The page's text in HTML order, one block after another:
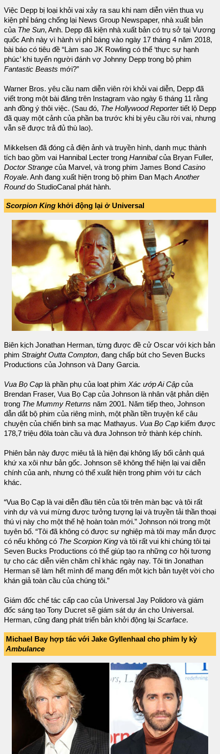
Việc Depp bị loại khỏi vai xảy ra sau khi nam diễn viên thua vụ
kiện phỉ báng chống lại News Group Newspaper, nhà xuất bản
của The Sun, Anh. Depp đã kiện nhà xuất bản có trụ sở tại Vương
quốc Anh này vì hành vi phỉ báng vào ngày 17 tháng 4 năm 2018,
bài báo có tiêu đề “Làm sao JK Rowling có thể ‘thực sự hạnh
phúc’ khi tuyển người đánh vợ Johnny Depp trong bộ phim
Fantastic Beasts mới?”
Warner Bros. yêu cầu nam diễn viên rời khỏi vai diễn, Depp đã
viết trong một bài đăng trên Instagram vào ngày 6 tháng 11 rằng
anh đồng ý thôi việc. (Sau đó, The Hollywood Reportertiết lộ Depp
đã quay một cảnh của phần ba trước khi bị yêu cầu rời vai, nhưng
vẫn sẽ được trả đủ thù lao).
Mikkelsen đã đóng cả điện ảnh và truyền hình, danh mục thành
tích bao gồm vai Hannibal Lecter trong Hannibalcủa Bryan Fuller,
Doctor Strange của Marvel, và trong phim James Bond Casino
Royale. Anh đang xuất hiện trong bộ phim Đan Mạch Another
Rounddo StudioCanal phát hành.
Scorpion King khởi động lại ở Universal
Biên kịch Jonathan Herman, từng được đề cử Oscar với kịch bản
phim Straight Outta Compton, đang chấp bút cho Seven Bucks
Productions của Johnson và Dany Garcia.
Vua Bọ Cạp là phần phụ của loạt phim Xác ướp Ai Cập của
Brendan Fraser, Vua Bọ Cạp của Johnson là nhân vật phản diện
trong The Mummy Returns năm 2001. Năm tiếp theo, Johnson
dẫn dắt bộ phim của riêng mình, một phần tiền truyện kể câu
chuyện của chiến binh sa mạc Mathayus. Vua Bọ Cạp kiếm được
178,7 triệu đôla toàn cầu và đưa Johnson trở thành kép chính.
Phiên bản này được miêu tả là hiện đại không lấy bối cảnh quá
khứ xa xôi như bản gốc. Johnson sẽ không thể hiện lại vai diễn
chính của anh, nhưng có thể xuất hiện trong phim với tư cách
khác.
“Vua Bọ Cạp là vai diễn đầu tiên của tôi trên màn bạc và tôi rất
vinh dự và vui mừng được tưởng tượng lại và truyền tải thần thoại
thú vị này cho một thế hệ hoàn toàn mới.” Johnson nói trong một
tuyên bố. “Tôi đã không có được sự nghiệp mà tôi may mắn được
có nếu không có The Scorpion King và tôi rất vui khi chúng tôi tại
Seven Bucks Productions có thể giúp tạo ra những cơ hội tương
tự cho các diễn viên chăm chỉ khác ngày nay. Tôi tin Jonathan
Herman sẽ làm hết mình để mang đến một kịch bản tuyệt vời cho
khán giả toàn cầu của chúng tôi.”
Giám đốc chế tác cấp cao của Universal Jay Polidoro và giám
đốc sáng tạo Tony Ducret sẽ giám sát dự án cho Universal.
Herman, cũng đang phát triển bản khởi động lại Scarface.
Michael Bay hợp tác với Jake Gyllenhaal cho phim ly kỳ
Ambulance